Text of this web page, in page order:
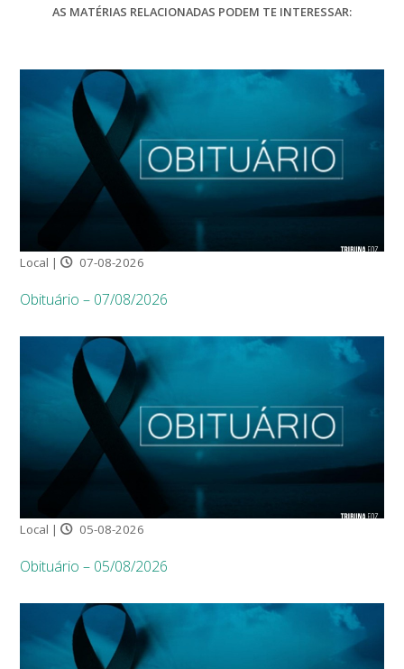
AS MATÉRIAS RELACIONADAS PODEM TE INTERESSAR:
Local | 07-08-2026
Obituário – 07/08/2026
Local | 05-08-2026
Obituário – 05/08/2026